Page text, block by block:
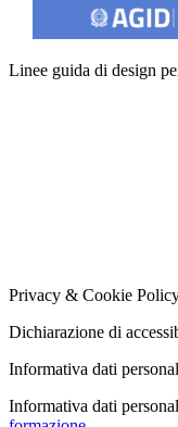
Linee guida di design
Privacy & Cookie
Dichiarazione di
Informativa dati
Informativa dati